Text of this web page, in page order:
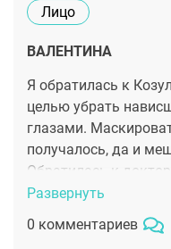
Лицо
ВАЛЕНТИНА
Я обратилась к
целью убрать
глазами.
получалось, да и
Обратилась к
Дмитриевич провел
т к живу в другом
сразу на операцию.
Развернуть
0 комментариев